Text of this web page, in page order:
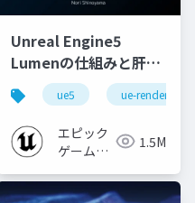
ue-beginner
Unreal Engine5
Lumenの仕組みと肝心
なところ
ue5 ue-rendering
エピック
ゲームズ
1.5M